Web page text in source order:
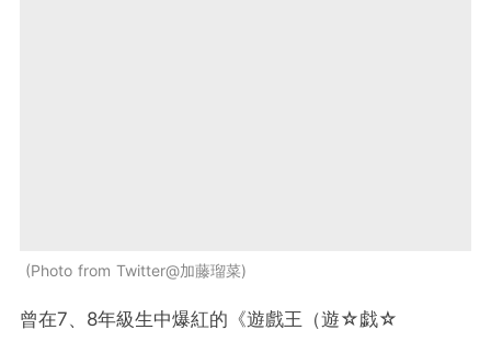
Photo from Twitter@加藤瑠菜
曾在7、8年級生中爆紅的《遊戲王（遊☆戯☆